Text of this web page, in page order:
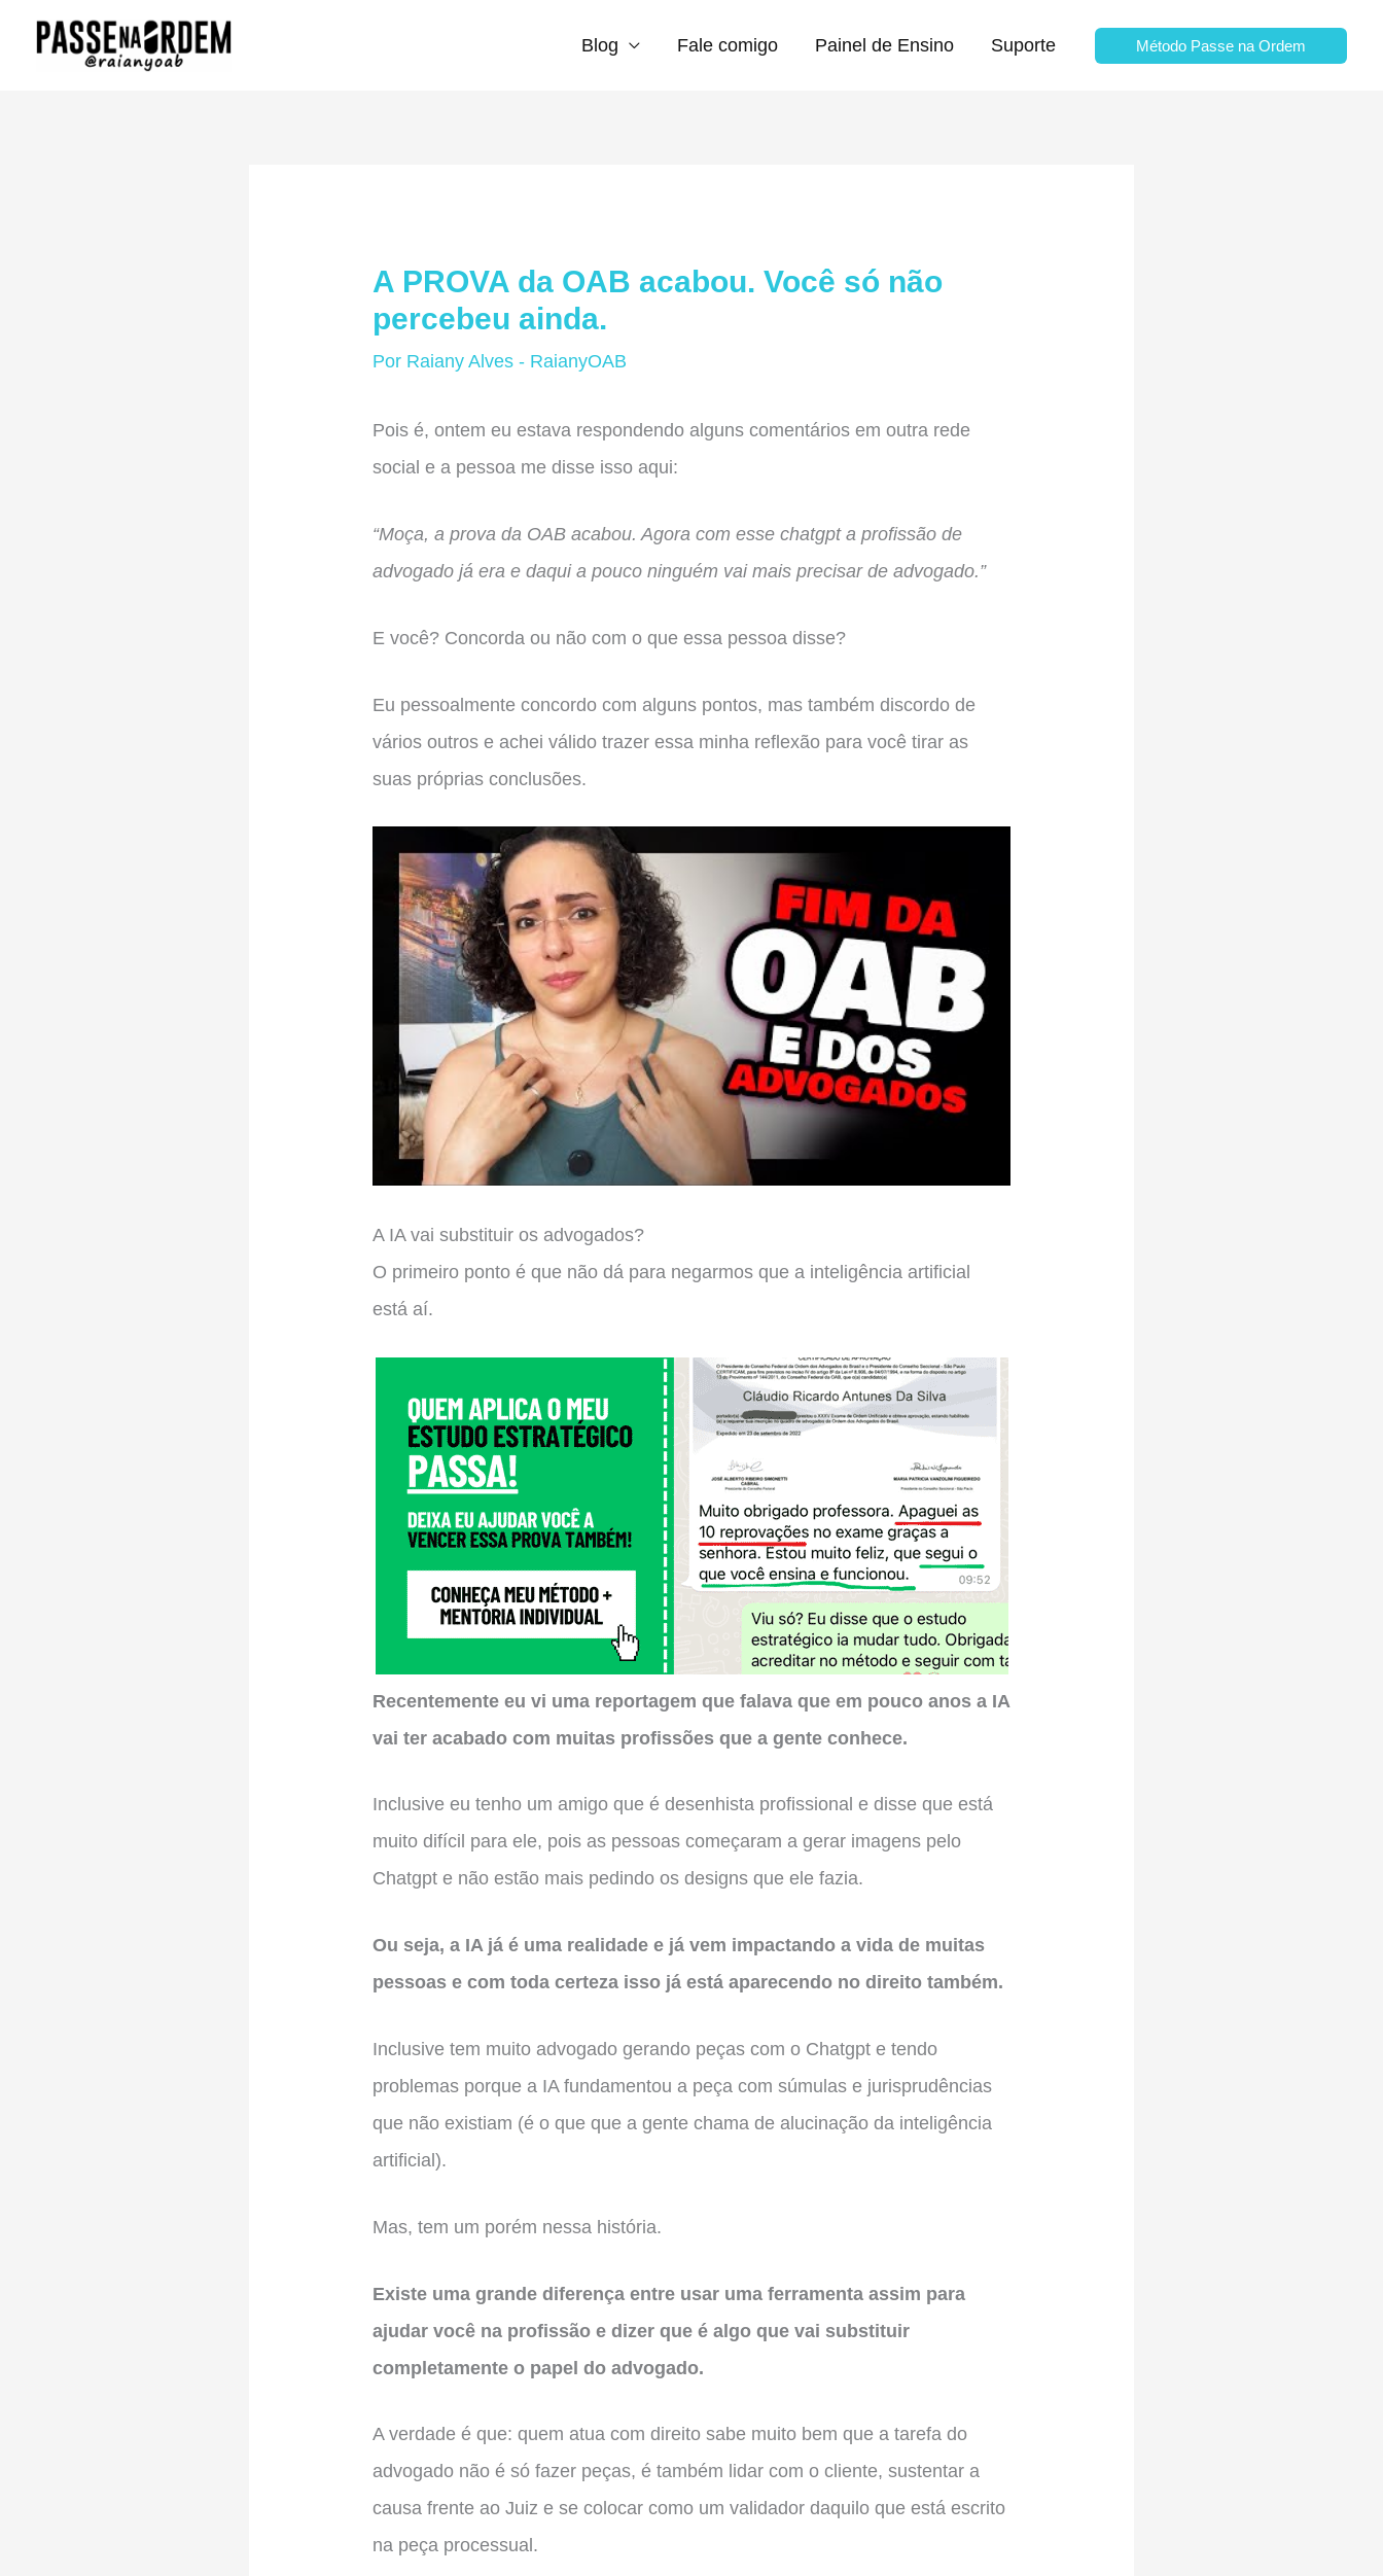
Blog Fale comigo Painel de Ensino Suporte Método Passe na Ordem
A PROVA da OAB acabou. Você só não
percebeu ainda.
Por Raiany Alves - RaianyOAB
Pois é, ontem eu estava respondendo alguns comentários em outra rede
social e a pessoa me disse isso aqui:
“Moça, a prova da OAB acabou. Agora com esse chatgpt a profissão de
advogado já era e daqui a pouco ninguém vai mais precisar de advogado.”
E você? Concorda ou não com o que essa pessoa disse?
Eu pessoalmente concordo com alguns pontos, mas também discordo de
vários outros e achei válido trazer essa minha reflexão para você tirar as
suas próprias conclusões.
A IA vai substituir os advogados?
O primeiro ponto é que não dá para negarmos que a inteligência artificial
está aí.
Recentemente eu vi uma reportagem que falava que em pouco anos a IA
vai ter acabado com muitas profissões que a gente conhece.
Inclusive eu tenho um amigo que é desenhista profissional e disse que está
muito difícil para ele, pois as pessoas começaram a gerar imagens pelo
Chatgpt e não estão mais pedindo os designs que ele fazia.
Ou seja, a IA já é uma realidade e já vem impactando a vida de muitas
pessoas e com toda certeza isso já está aparecendo no direito também.
Inclusive tem muito advogado gerando peças com o Chatgpt e tendo
problemas porque a IA fundamentou a peça com súmulas e jurisprudências
que não existiam (é o que que a gente chama de alucinação da inteligência
artificial).
Mas, tem um porém nessa história.
Existe uma grande diferença entre usar uma ferramenta assim para
ajudar você na profissão e dizer que é algo que vai substituir
completamente o papel do advogado.
A verdade é que: quem atua com direito sabe muito bem que a tarefa do
advogado não é só fazer peças, é também lidar com o cliente, sustentar a
causa frente ao Juiz e se colocar como um validador daquilo que está escrito
na peça processual.